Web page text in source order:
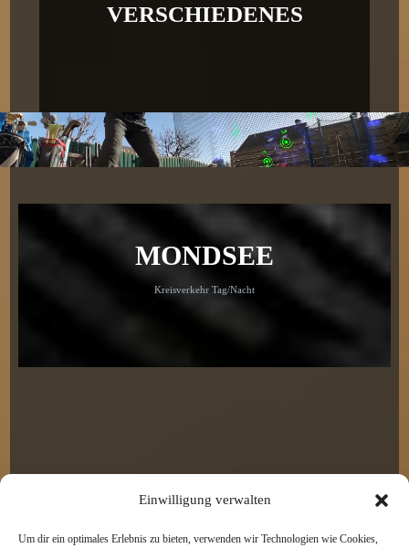
Einwilligung verwalten
Um dir ein optimales Erlebnis zu bieten, verwenden wir Technologien wie Cookies,
VERSCHIEDENES
MONDSEE
Kreisverkehr Tag/Nacht